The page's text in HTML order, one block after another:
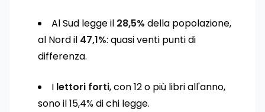
Al Sud legge il 28,5% della popolazione,
al Nord il 47,1%: quasi venti punti di
differenza.
I lettori forti, con 12 o più libri all'anno,
sono il 15,4% di chi legge.